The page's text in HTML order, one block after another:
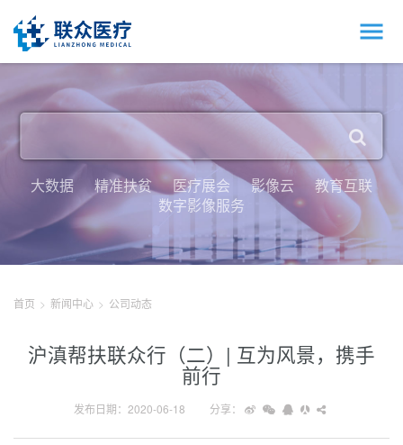
大数据 精准扶贫 医疗展会 影像云
教育互联
数字影像服务
首页 新闻中心 公司动态
沪滇帮扶联众行（二）| 互为风景，携手
前行
发布日期：2020-06-18